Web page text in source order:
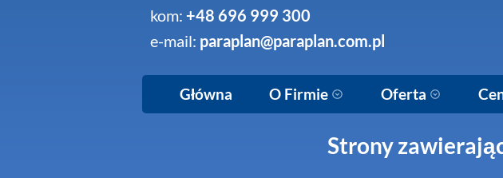
kom: +48 696 999 300
e-mail: paraplan@paraplan.com.pl
Główna O Firmie Oferta
Strony